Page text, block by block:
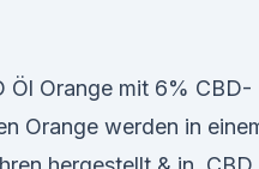
Öl Orange mit 6% CBD-
Orange werden in